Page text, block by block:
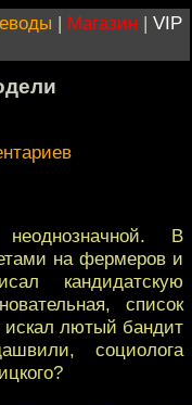
| Магазин | VIP
В
на фермеров и
кандидатскую
список
искал лютый бандит
социолога